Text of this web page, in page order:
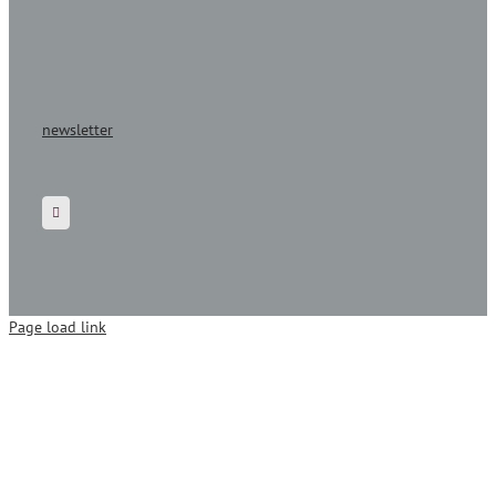
newsletter
Page load link